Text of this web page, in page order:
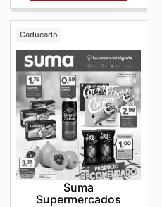
Caducado
Suma
Supermercados